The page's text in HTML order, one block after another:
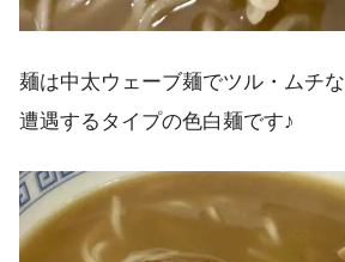
麺は中太ウェーブ麺でツル・ムチ
遭遇するタイプの色白麺です♪